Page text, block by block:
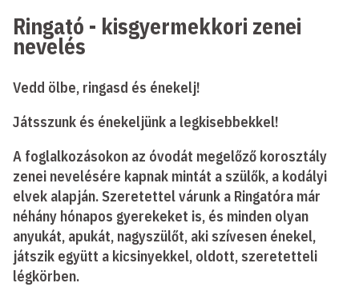
Ringató - kisgyermekkori zenei
nevelés
Vedd ölbe, ringasd és énekelj!
Játsszunk és énekeljünk a legkisebbekkel!
A foglalkozásokon az óvodát megelőző korosztály
zenei nevelésére kapnak mintát a szülők, a kodályi
elvek alapján. Szeretettel várunk a Ringatóra már
néhány hónapos gyerekeket is, és minden olyan
anyukát, apukát, nagyszülőt, aki szívesen énekel,
játszik együtt a kicsinyekkel, oldott, szeretetteli
légkörben.